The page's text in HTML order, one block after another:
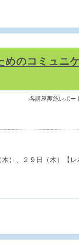
めのコミュニ
各講座実施レポー
木）、２９日（木）【